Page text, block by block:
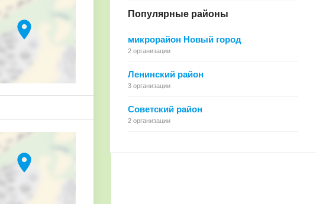
location_on
location_on
Популярные районы
микрорайон Новый город
2 организации
Ленинский район
3 организации
Советский район
2 организации